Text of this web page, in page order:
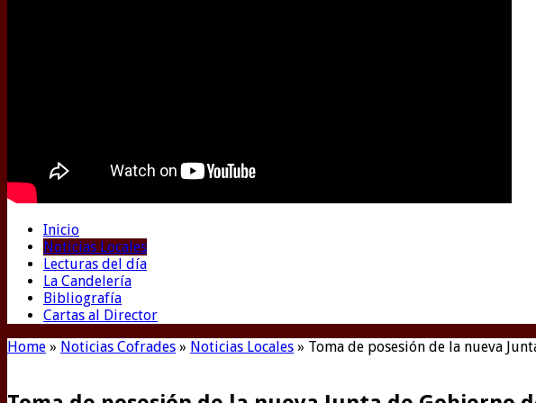
Inicio
Noticias Locales
Lecturas del día
La Candelería
Bibliografía
Cartas al Director
Home » Noticias Cofrades » Noticias Locales » Toma de posesión de la nueva